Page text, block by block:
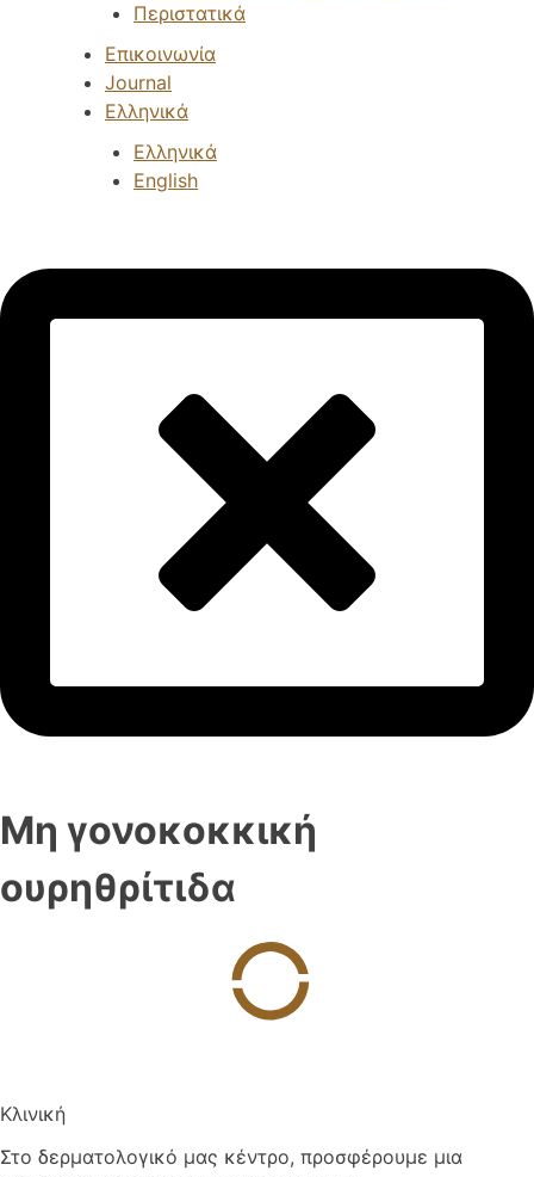
Περιστατικά
Επικοινωνία
Journal
Ελληνικά
Ελληνικά
English
Μη γονοκοκκική
ουρηθρίτιδα
Κλινική
Στο δερματολογικό μας κέντρο, προσφέρουμε μια